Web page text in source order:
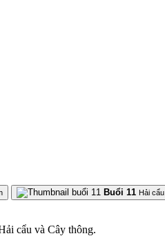
Buổi 11 Hải cẩu
cẩu và Cây thông.